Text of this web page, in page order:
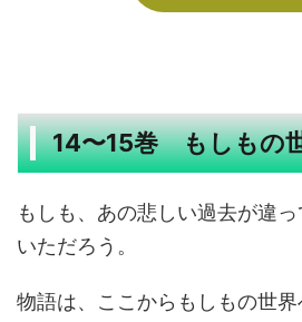
14〜15巻 もしもの
もしも、あの悲しい過去が違
いただろう。
物語は、ここからもしもの世